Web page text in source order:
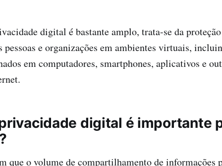
digital é bastante amplo, trata-se da
pessoas e organizações em ambientes virtuais,
em computadores, smartphones, aplicativos e
digital é importante
que o volume de compartilhamento de informações